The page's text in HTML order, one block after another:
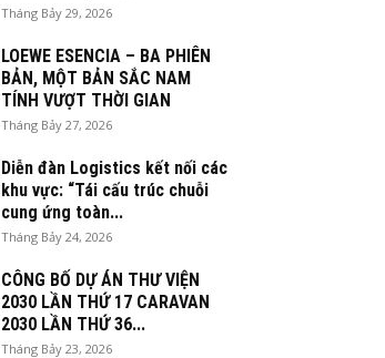
Tháng Bảy 29, 2026
LOEWE ESENCIA – BA PHIÊN
BẢN, MỘT BẢN SẮC NAM
TÍNH VƯỢT THỜI GIAN
Tháng Bảy 27, 2026
Diễn đàn Logistics kết nối các
khu vực: “Tái cấu trúc chuỗi
cung ứng toàn...
Tháng Bảy 24, 2026
CÔNG BỐ DỰ ÁN THƯ VIỆN
2030 LẦN THỨ 17 CARAVAN
2030 LẦN THỨ 36...
Tháng Bảy 23, 2026